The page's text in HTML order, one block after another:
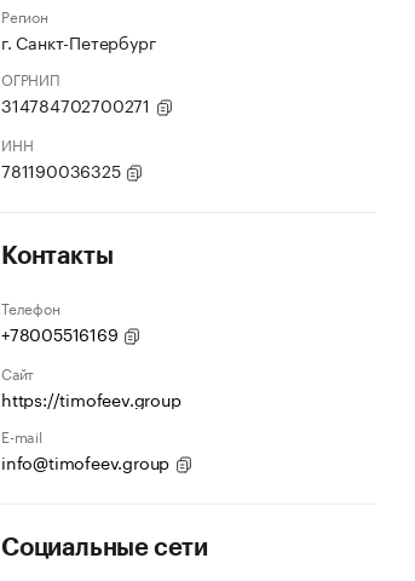
Регион
г. Санкт-Петербург
ОГРНИП
314784702700271
ИНН
781190036325
Контакты
Телефон
+78005516169
Сайт
https://timofeev.group
E-mail
info@timofeev.group
Социальные сети